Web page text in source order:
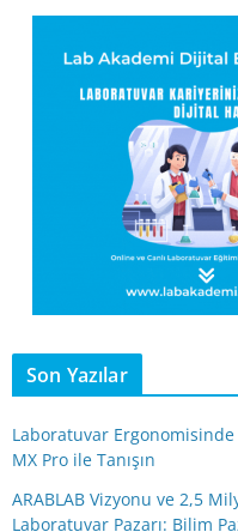
Son Yazılar
Laboratuvar
MX Pro ile Tanışın
ARABLAB Vizyonu ve 2,5
Laboratuvar Pazarı: Bilim